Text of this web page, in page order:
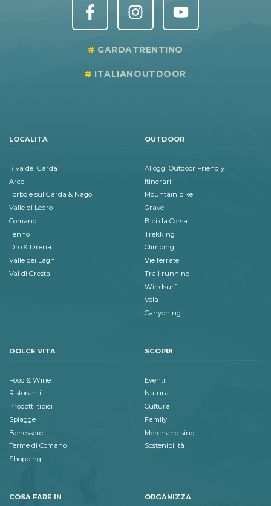
GARDATRENTINO
ITALIANOUTDOOR
LOCALITÀ
Riva del Garda
Arco
Torbole sul Garda & Nago
Valle di Ledro
Comano
Tenno
Dro & Drena
Valle dei Laghi
Val di Gresta
OUTDOOR
Alloggi Outdoor Friendly
Itinerari
Mountain bike
Gravel
Bici da Corsa
Trekking
Climbing
Vie ferrate
Trail running
Windsurf
Vela
Canyoning
DOLCE VITA
Food & Wine
Ristoranti
Prodotti tipici
Spiagge
Benessere
Terme di Comano
Shopping
SCOPRI
Eventi
Natura
Cultura
Family
Merchandising
Sostenibilità
COSA FARE IN ORGANIZZA